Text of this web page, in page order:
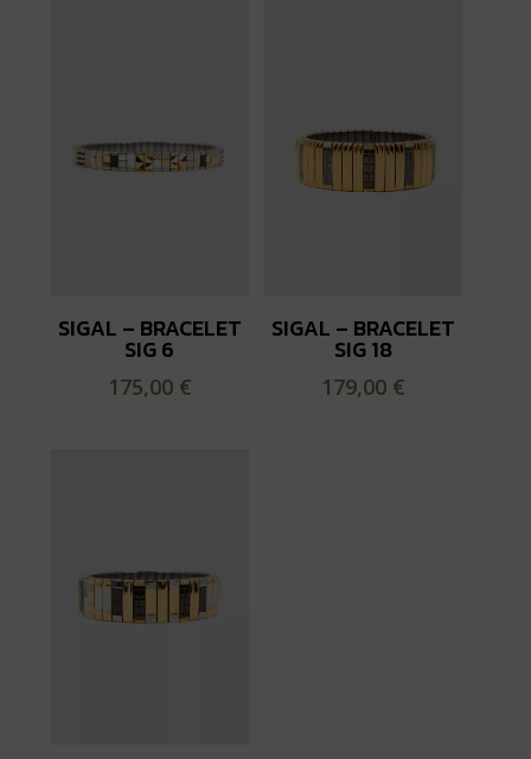
SIGAL – BRACELET
SIG 6
175,00 €
SIGAL – BRACELET
SIG 18
179,00 €